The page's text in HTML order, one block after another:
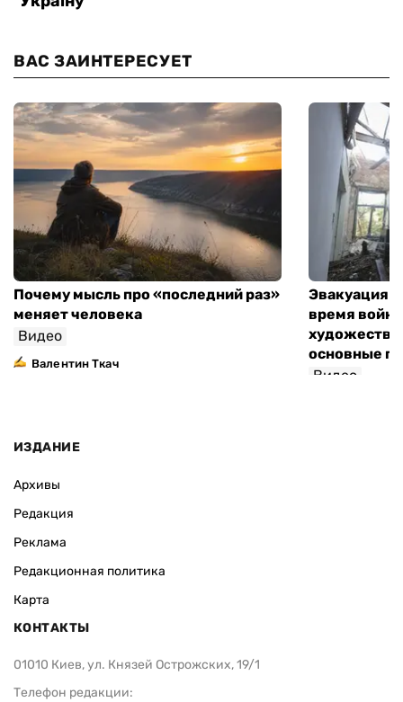
ВАС ЗАИНТЕРЕСУЕТ
Почему мысль про «последний раз»
меняет человека
Видео
Валентин Ткач
Эвакуация
время
основные
Видео
ИЗДАНИЕ
Архивы
Редакция
Реклама
Редакционная политика
Карта
КОНТАКТЫ
01010 Киев, ул. Князей Острожских, 19/1
Телефон редакции: